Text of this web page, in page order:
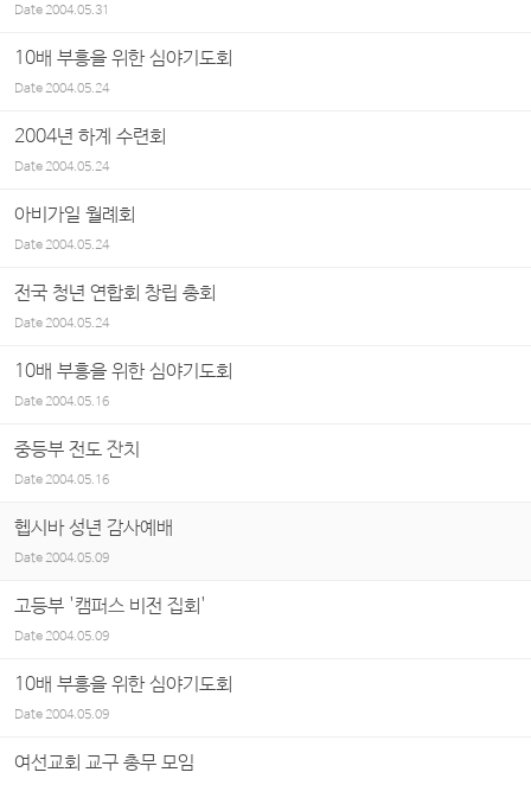
Date2004.05.31
10배 부흥을 위한 심야기도회
Date2004.05.24
2004년 하계 수련회
Date2004.05.24
아비가일 월례회
Date2004.05.24
전국 청년 연합회 창립 총회
Date2004.05.24
10배 부흥을 위한 심야기도회
Date2004.05.16
중등부 전도 잔치
Date2004.05.16
헵시바 성년 감사예배
Date 2004.05.09
고등부 '캠퍼스 비전 집회'
Date2004.05.09
10배 부흥을 위한 심야기도회
Date2004.05.09
여선교회 교구 총무 모임